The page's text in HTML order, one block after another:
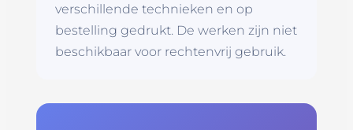
verschillende technieken en op
bestelling gedrukt. De werken zijn niet
beschikbaar voor rechtenvrij gebruik.